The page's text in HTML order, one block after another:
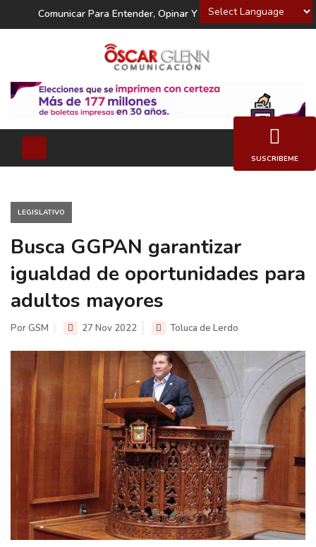
Powered by
Comunicar Para Entender, Opinar Y Decidir
LEGISLATIVO
Busca GGPAN garantizar
igualdad de oportunidades para
adultos mayores
Por GSM 27 Nov 2022 Toluca de Lerdo
SUSCRIBEME